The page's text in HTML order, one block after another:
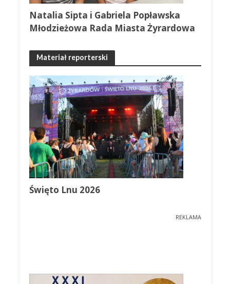
Natalia Sipta i Gabriela Popławska
Młodzieżowa Rada Miasta Żyrardowa
Materiał reporterski
Święto Lnu 2026
REKLAMA